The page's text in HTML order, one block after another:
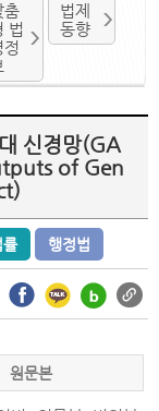
춤
법
정
법제
동향
신경망(GA
of Gen
률 행정법
원문본